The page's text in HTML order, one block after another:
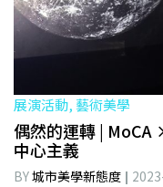
展演活動, 藝術美學
偶然的運轉 | MoCA
中心主義
BY城市美學新態度